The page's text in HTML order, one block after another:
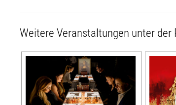
Weitere Veranstaltungen unter der